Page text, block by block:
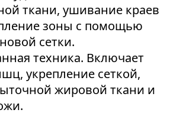
ткани, ушивание краев
зоны с помощью
сетки.
техника. Включает
укрепление сеткой,
жировой ткани и